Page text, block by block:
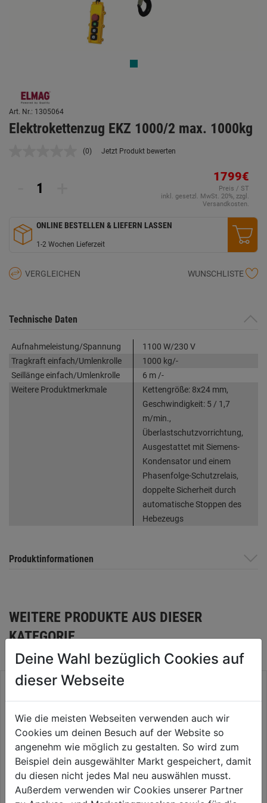
Art. Nr.: 1305064
Elektrokettenzug EKZ 1000/2 max. 1000kg
Kein
(0) Jetzt Produkt bewerten
1799€
Preis / ST
inkl. gesetzl. MwSt. 20%, zzgl.
Versandkosten.
ONLINE BESTELLEN & LIEFERN LASSEN
1-2 Wochen Lieferzeit
VERGLEICHEN WUNSCHLISTE
Technische Daten
Aufnahmeleistung/Spannung
1100 W/230 V
Tragkraft einfach/Umlenkrolle
1000 kg/-
Seillänge einfach/Umlenkrolle
6 m /-
Weitere Produktmerkmale
Kettengröße: 8x24 mm,
Geschwindigkeit: 5 / 1,7
m/min.,
Überlastschutzvorrichtung,
Ausgestattet mit Siemens-
Kondensator und einem
Phasenfolge-Schutzrelais,
doppelte Sicherheit durch
automatische Stoppen des
Hebezeugs
Produktinformationen
WEITERE PRODUKTE AUS DIESER
KATEGORIE
Deine Wahl bezüglich Cookies auf
dieser Webseite
Wie die meisten Webseiten verwenden auch wir
Cookies um deinen Besuch auf der Website so
angenehm wie möglich zu gestalten. So wird zum
Beispiel dein ausgewählter Markt gespeichert, damit
du diesen nicht jedes Mal neu auswählen musst.
Außerdem verwenden wir Cookies unserer Partner